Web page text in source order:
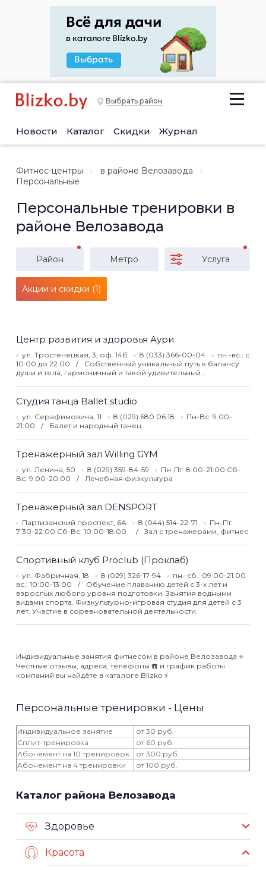
Выбрать район
Новости Каталог Скидки Журнал
Фитнес-центры
в районе Велозавода
Персональные
Персональные тренировки в
районе Велозавода
Район Метро Услуга
Акции и скидки (1)
Центр развития и здоровья Аури
ул. Тростенецкая, 3, оф. 14б 8 (033) 366-00-04
пн.-вс.: с
10:00 до 22:00
Собственный уникальный путь к балансу
души и тела, гармоничный и такой удивительный…
Студия танца Ballet studio
ул. Серафимовича, 11 8 (029) 680 06 18
Пн-Вс: 9:00-
21:00
Балет и народный танец
Тренажерный зал Willing GYM
ул. Ленина, 50 8 (029) 359-84-59
Пн-Пт: 8:00-21:00 Сб-
Вс: 9:00-20:00
Лечебная физкультура
Тренажерный зал DENSPORT
Партизанский проспект, 6А 8 (044) 514-22-71
Пн-Пт:
7:30-22:00 Сб-Вс: 10:00-18:00
Зал с тренажерами, фитнес
Спортивный клуб Proclub (Проклаб)
ул. Фабричная, 18 8 (029) 326-17-94
пн.-сб.: 09:00-21:00
вс.: 10:00-13:00
Обучение плаванию детей с 3-х лет и
взрослых любого уровня подготовки. Занятия водными
видами спорта. Физкультурно-игровая студия для детей с 3
лет. Участие в соревновательной деятельности.
Индивидуальные занятия фитнесом в районе Велозавода ⭐️
Честные отзывы, адреса, телефоны ☎️ и график работы
компаний вы найдёте в каталоге Blizko ⚡️
Персональные тренировки - Цены
Индивидуальное занятие
от 30 руб.
Сплит-тренировка
от 60 руб.
Абонемент на 10 тренировок
от 300 руб.
Абонемент на 4 тренировки
от 100 руб.
Каталог района Велозавода
Здоровье
Красота